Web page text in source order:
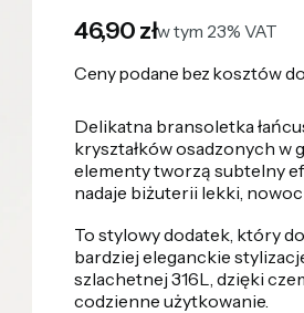
Cena
46,90 złw tym 23% VAT
w tym 23% VAT
Ceny podane bez kosztów
Delikatna bransoletka
kryształków osadzonych w
elementy tworzą subtelny
nadaje biżuterii lekki,
To stylowy dodatek, który
bardziej eleganckie
szlachetnej 316L, dzięki
codzienne użytkowanie.